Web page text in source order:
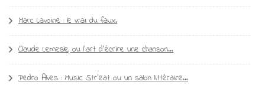
Marc Lavoine : le vrai du faux.
Claude Lemesle, ou l’art d’écrire une chanson…
Pedro Alves : Music Str’eat ou un salon littéraire…